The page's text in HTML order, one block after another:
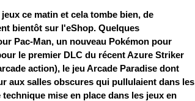
ce matin et cela tombe bien, de
bientôt sur l'eShop. Quelques
Pac-Man, un nouveau Pokémon pour
le premier DLC du récent Azure Striker
action), le jeu Arcade Paradise dont
aux salles obscures qui pullulaient dans les
mise en place dans les jeux en